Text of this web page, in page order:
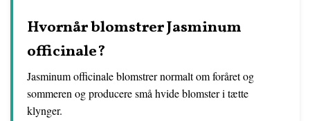
Hvornår blomstrer Jasminum
officinale?
Jasminum officinale blomstrer normalt om foråret og
sommeren og producere små hvide blomster i tætte
klynger.